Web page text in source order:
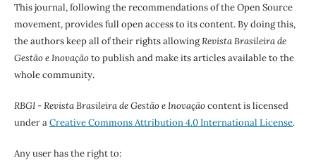
This journal, following the recommendations of the Open Source
movement, provides full open access to its content. By doing this,
the authors keep all of their rights allowingRevista Brasileira de
Gestão e Inovaçãoto publish and make its articles available to the
whole community.
RBGI - Revista Brasileira de Gestão e Inovaçãocontent is licensed
under aCreative Commons Attribution 4.0 International License.
Any user has the right to: